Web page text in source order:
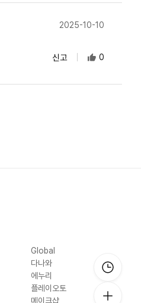
2025-10-10
신고 0
Global
다나와
에누리
플레이오토
메이크샵